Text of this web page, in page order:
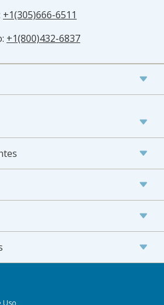
+1(305)666-6511
+1(800)432-6837
Uso